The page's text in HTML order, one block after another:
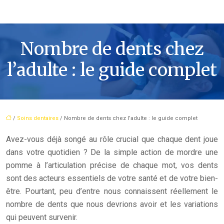
Nombre de dents chez
l’adulte : le guide complet
/ Soins dentaires / Nombre de dents chez l’adulte : le guide complet
Avez-vous déjà songé au rôle crucial que chaque dent joue
dans votre quotidien ? De la simple action de mordre une
pomme à l’articulation précise de chaque mot, vos dents
sont des acteurs essentiels de votre santé et de votre bien-
être. Pourtant, peu d’entre nous connaissent réellement le
nombre de dents que nous devrions avoir et les variations
qui peuvent survenir.